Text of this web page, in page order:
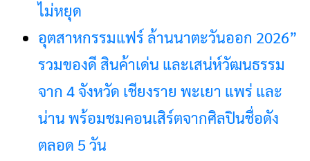
ไม่หยุด
อุตสาหกรรมแฟร์ ล้านนาตะวันออก 2026”
รวมของดี สินค้าเด่น และเสน่ห์วัฒนธรรม
จาก 4 จังหวัด เชียงราย พะเยา แพร่ และ
น่าน พร้อมชมคอนเสิร์ตจากศิลปินชื่อดัง
ตลอด 5 วัน